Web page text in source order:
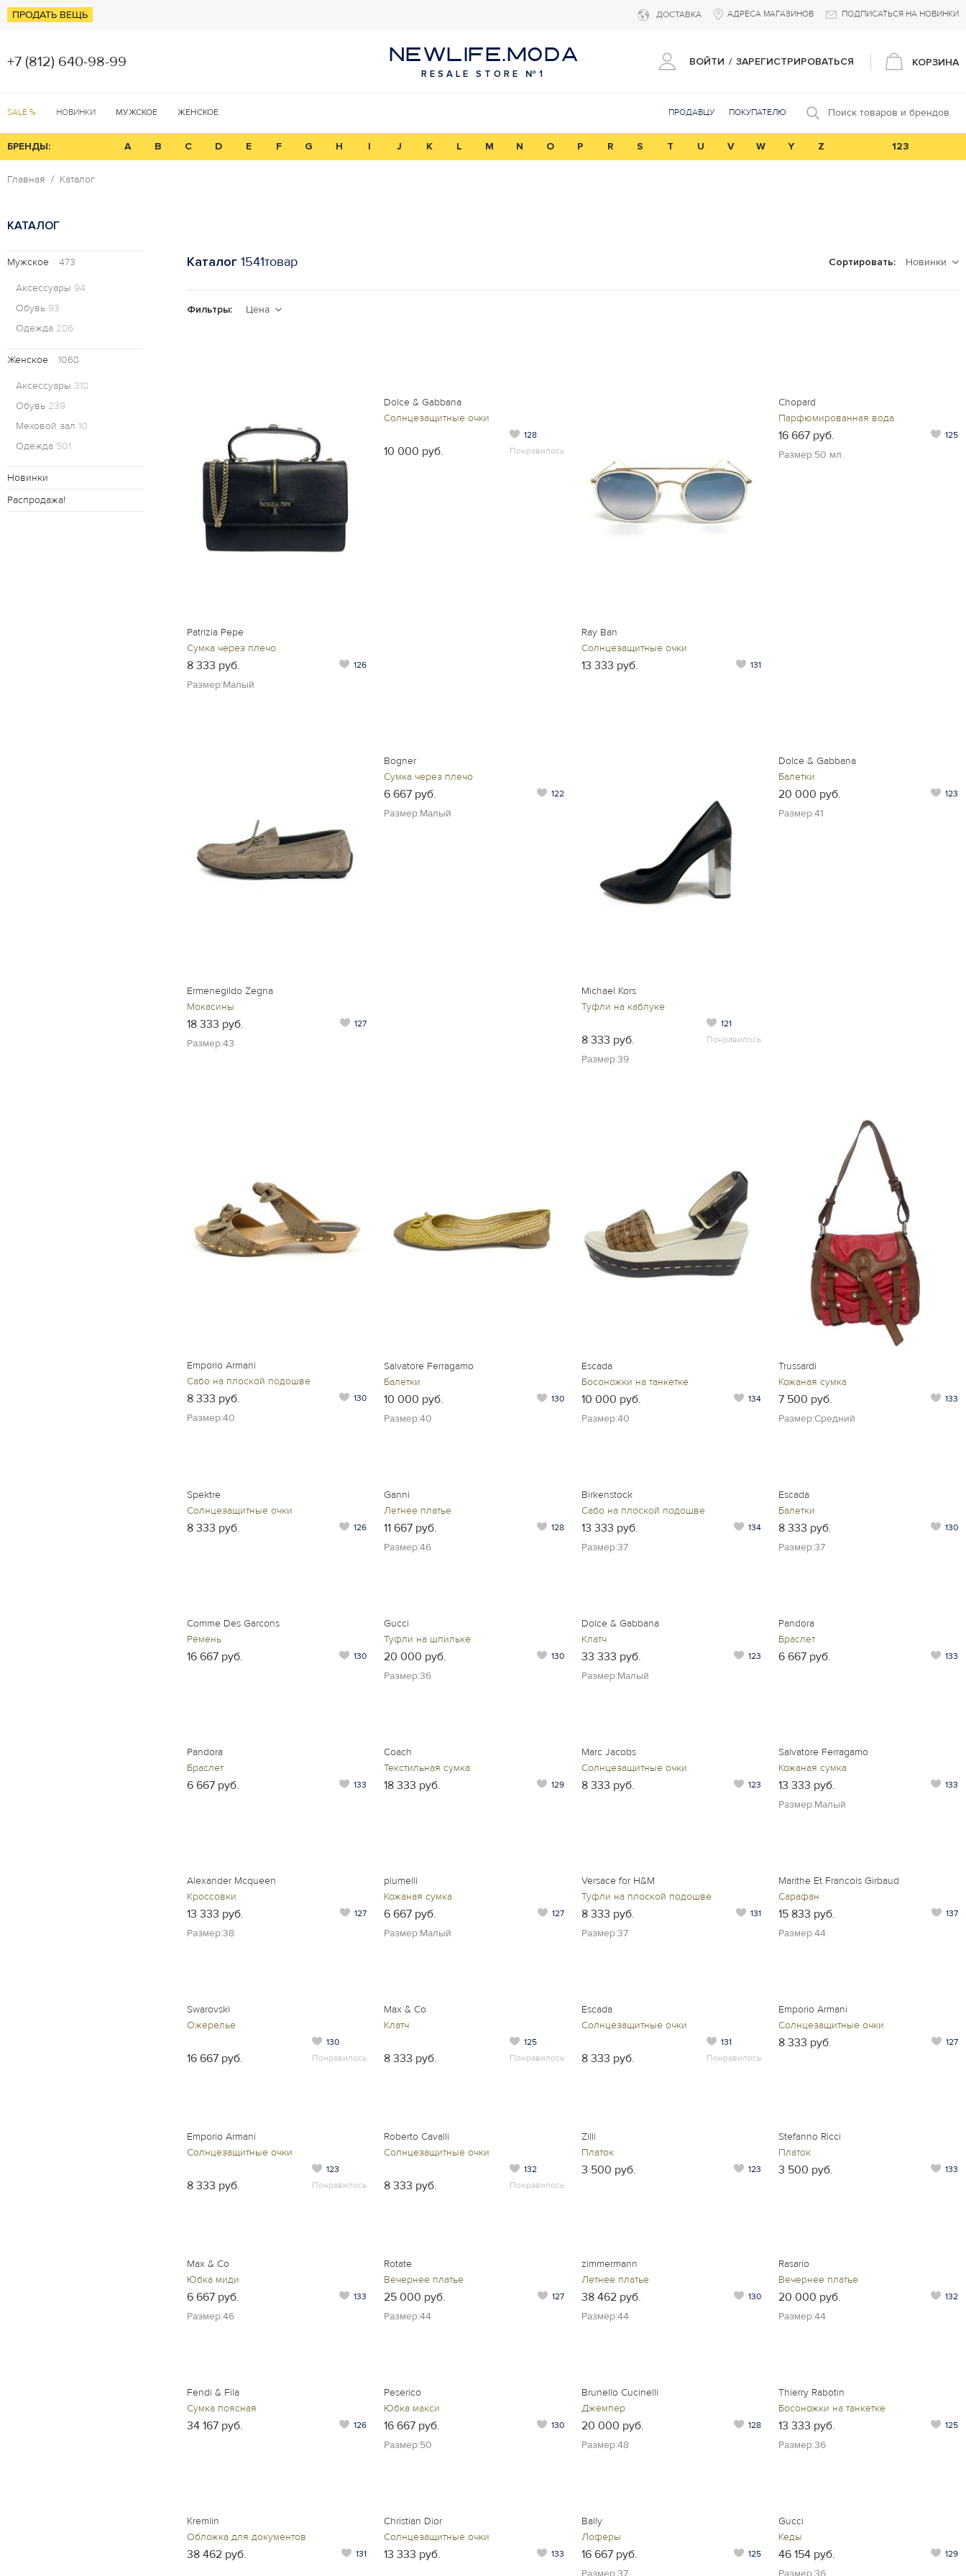
ПРОДАТЬ ВЕЩЬ ДОСТАВКА АДРЕСА МАГАЗИНОВ ПОДПИСАТЬСЯ НА НОВИНКИ
+7 (812) 640-98-99 NEWLIFE.MODA
RESALE STORE №1
ВОЙТИ / ЗАРЕГИСТРИРОВАТЬСЯ КОРЗИНА
SALE % НОВИНКИ МУЖСКОЕ ЖЕНСКОЕ ПРОДАВЦУ ПОКУПАТЕЛЮ Поиск товаров и брендов
БРЕНДЫ: A B C D E F G H I J K L M N O P R S T U V W Y Z 123
Главная Каталог
КАТАЛОГ
Мужское 473
Аксессуары 94
Обувь 93
Одежда 286
Женское 1068
Аксессуары 318
Обувь 239
Меховой зал 10
Одежда 501
Новинки
Распродажа!
Каталог 1541товар Сортировать: Новинки
Фильтры: Цена
Patrizia Pepe
Сумка через плечо
8 333 руб. 126
Размер:Малый
Dolce & Gabbana
Солнцезащитные очки
10 000 руб.
128
Понравилось
Ray Ban
Солнцезащитные очки
13 333 руб. 131
Chopard
Парфюмированная вода
16 667 руб. 125
Размер:50 мл.
Ermenegildo Zegna
Мокасины
18 333 руб. 127
Размер:43
Bogner
Сумка через плечо
6 667 руб. 122
Размер:Малый
Michael Kors
Туфли на каблуке
8 333 руб.
121
Понравилось
Размер:39
Dolce & Gabbana
Балетки
20 000 руб. 123
Размер:41
Emporio Armani
Сабо на плоской подошве
8 333 руб. 130
Размер:40
Salvatore Ferragamo
Балетки
10 000 руб. 130
Размер:40
Escada
Босоножки на танкетке
10 000 руб. 134
Размер:40
Trussardi
Кожаная сумка
7 500 руб. 133
Размер:Средний
Spektre
Солнцезащитные очки
8 333 руб. 126
Ganni
Летнее платье
11 667 руб. 128
Размер:46
Birkenstock
Сабо на плоской подошве
13 333 руб. 134
Размер:37
Escada
Балетки
8 333 руб. 130
Размер:37
Comme Des Garcons
Ремень
16 667 руб. 130
Gucci
Туфли на шпильке
20 000 руб. 130
Размер:36
Dolce & Gabbana
Клатч
33 333 руб. 123
Размер:Малый
Pandora
Браслет
6 667 руб. 133
Pandora
Браслет
6 667 руб. 133
Coach
Текстильная сумка
18 333 руб. 129
Marc Jacobs
Солнцезащитные очки
8 333 руб. 123
Salvatore Ferragamo
Кожаная сумка
13 333 руб. 133
Размер:Малый
Alexander Mcqueen
Кроссовки
13 333 руб. 127
Размер:38
piumelli
Кожаная сумка
6 667 руб. 127
Размер:Малый
Versace for H&M
Туфли на плоской подошве
8 333 руб. 131
Размер:37
Marithe Et Francois Girbaud
Сарафан
15 833 руб. 137
Размер:44
Swarovski
Ожерелье
16 667 руб.
130
Понравилось
Max & Co
Клатч
8 333 руб.
125
Понравилось
Escada
Солнцезащитные очки
8 333 руб.
131
Понравилось
Emporio Armani
Солнцезащитные очки
8 333 руб. 127
Emporio Armani
Солнцезащитные очки
8 333 руб.
123
Понравилось
Roberto Cavalli
Солнцезащитные очки
8 333 руб.
132
Понравилось
Zilli
Платок
3 500 руб. 123
Stefanno Ricci
Платок
3 500 руб. 133
Max & Co
Юбка миди
6 667 руб. 133
Размер:46
Rotate
Вечернее платье
25 000 руб. 127
Размер:44
zimmermann
Летнее платье
38 462 руб. 130
Размер:44
Rasario
Вечернее платье
20 000 руб. 132
Размер:44
Fendi & Fila
Сумка поясная
34 167 руб. 126
Peserico
Юбка макси
16 667 руб. 130
Размер:50
Brunello Cucinelli
Джемпер
20 000 руб. 128
Размер:48
Thierry Rabotin
Босоножки на танкетке
13 333 руб. 125
Размер:36
Kremlin
Обложка для документов
38 462 руб. 131
Christian Dior
Солнцезащитные очки
13 333 руб. 133
Bally
Лоферы
16 667 руб. 125
Размер:37
Gucci
Кеды
46 154 руб. 129
Размер:36